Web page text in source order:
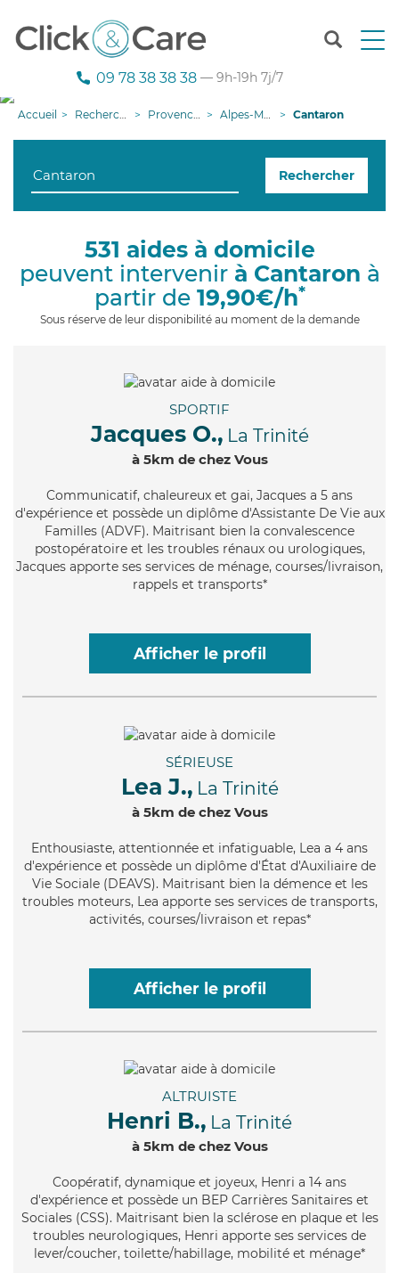
T
n
g
i
09 78 38 38 38 — 9h-19h 7j/7
Accueil Recherche aide à domicile Provence-Alpes-Côte d'Azur Alpes-Maritimes Cantaron
Rechercher
531 aides à domicile
peuvent intervenir à Cantaron à
partir de 19,90€/h*
Sous réserve de leur disponibilité au moment de la demande
SPORTIF
Jacques O., La Trinité
à 5km de chez Vous
Communicatif, chaleureux et gai, Jacques a 5 ans
d'expérience et possède un diplôme d'Assistante De Vie aux
Familles (ADVF). Maitrisant bien la convalescence
postopératoire et les troubles rénaux ou urologiques,
Jacques apporte ses services de ménage, courses/livraison,
rappels et transports*
Afficher le profil
SÉRIEUSE
Lea J., La Trinité
à 5km de chez Vous
Enthousiaste, attentionnée et infatiguable, Lea a 4 ans
d'expérience et possède un diplôme d'État d'Auxiliaire de
Vie Sociale (DEAVS). Maitrisant bien la démence et les
troubles moteurs, Lea apporte ses services de transports,
activités, courses/livraison et repas*
Afficher le profil
ALTRUISTE
Henri B., La Trinité
à 5km de chez Vous
Coopératif, dynamique et joyeux, Henri a 14 ans
d'expérience et possède un BEP Carrières Sanitaires et
Sociales (CSS). Maitrisant bien la sclérose en plaque et les
troubles neurologiques, Henri apporte ses services de
lever/coucher, toilette/habillage, mobilité et ménage*